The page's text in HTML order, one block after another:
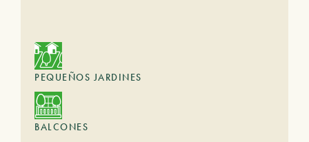
PEQUEÑOS JARDINES
BALCONES